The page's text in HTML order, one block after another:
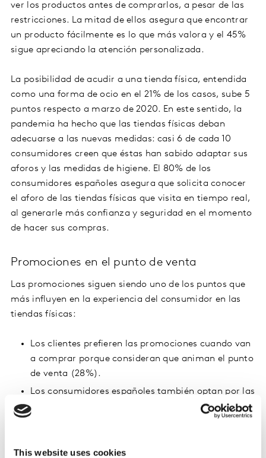
This website uses cookies
ver los productos antes de comprarlos, a pesar de las
restricciones. La mitad de ellos asegura que encontrar
un producto fácilmente es lo que más valora y el 45%
sigue apreciando la atención personalizada.
La posibilidad de acudir a una tienda física, entendida
como una forma de ocio en el 21% de los casos, sube 5
puntos respecto a marzo de 2020. En este sentido, la
pandemia ha hecho que las tiendas físicas deban
adecuarse a las nuevas medidas: casi 6 de cada 10
consumidores creen que éstas han sabido adaptar sus
aforos y las medidas de higiene. El 80% de los
consumidores españoles asegura que solicita conocer
el aforo de las tiendas físicas que visita en tiempo real,
al generarle más confianza y seguridad en el momento
de hacer sus compras.
Promociones en el punto de venta
Las promociones siguen siendo uno de los puntos que
más influyen en la experiencia del consumidor en las
tiendas físicas:
Los clientes prefieren las promociones cuando van
a comprar porque consideran que animan el punto
de venta (28%).
Los consumidores españoles también optan por las
promociones cuando pueden interactuar con ellas,
es decir, probar productos, participar en juegos y
Cuando las acompaña un promotor que explica o